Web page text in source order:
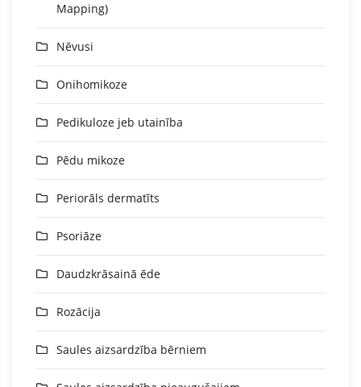
Mapping)
Nēvusi
Onihomikoze
Pedikuloze jeb utainība
Pēdu mikoze
Periorāls dermatīts
Psoriāze
Daudzkrāsainā ēde
Rozācija
Saules aizsardzība bērniem